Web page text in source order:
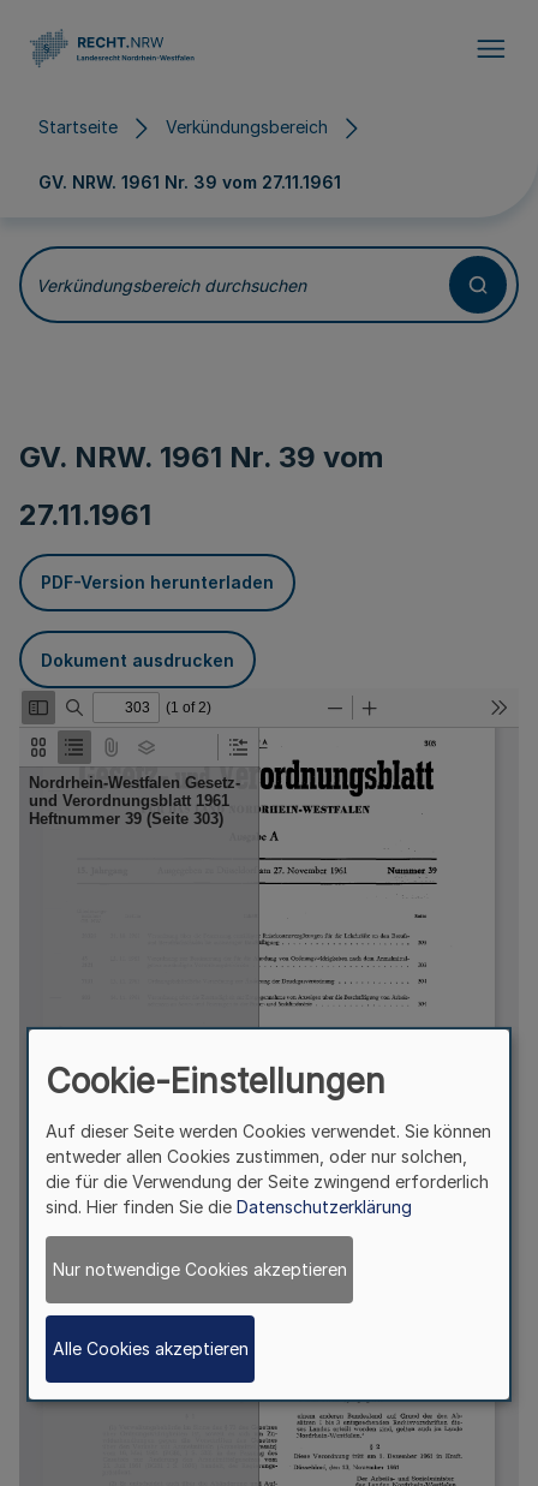
Startseite Verkündungsbereich
GV. NRW. 1961 Nr. 39 vom 27.11.1961
Verkündungsbereich durchsuchen
GV. NRW. 1961 Nr. 39 vom
27.11.1961
PDF-Version herunterladen
Dokument ausdrucken
Cookie-Einstellungen
Auf dieser Seite werden Cookies verwendet. Sie können
entweder allen Cookies zustimmen, oder nur solchen,
die für die Verwendung der Seite zwingend erforderlich
sind. Hier finden Sie die Datenschutzerklärung
Nur notwendige Cookies akzeptieren
Alle Cookies akzeptieren